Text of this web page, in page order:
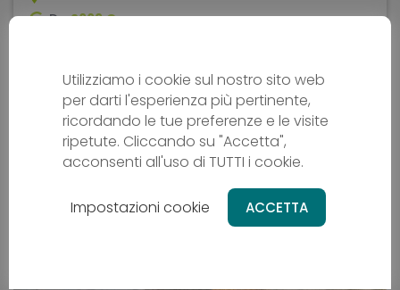
Da2669 €
10 giorni difficoltà - media
Utilizziamo i cookie sul nostro sito web
per darti l'esperienza più pertinente,
ricordando le tue preferenze e le visite
ripetute. Cliccando su "Accetta",
acconsenti all'uso di TUTTI i cookie.
Impostazioni cookie ACCETTA